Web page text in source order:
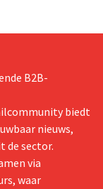
B2B-
biedt
nieuws,
de sector.
via
waar